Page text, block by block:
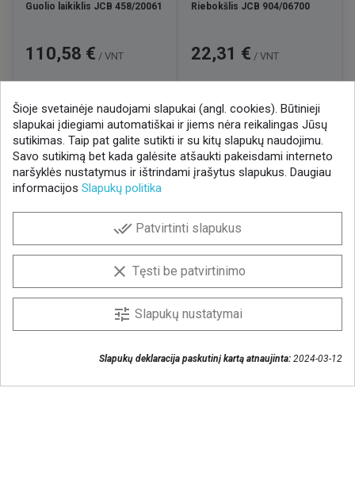
Guolio laikiklis JCB 458/20061
Kaina
110,58 € / VNT
Riebokšlis JCB 904/06700
Kaina
22,31 € / VNT
1 2 3 … 15 
Gaukite geriausius pasiūlymus!
Prenumeruokite naujienlaiškį ir visada sužinokite
Sutinku, kad mano duomenys būtų saugomi
Šioje svetainėje naudojami slapukai (angl. cookies). Būtinieji
slapukai įdiegiami automatiškai ir jiems nėra reikalingas Jūsų
sutikimas. Taip pat galite sutikti ir su kitų slapukų naudojimu.
Savo sutikimą bet kada galėsite atšaukti pakeisdami interneto
naršyklės nustatymus ir ištrindami įrašytus slapukus. Daugiau
informacijos Slapukų politika
done_all Patvirtinti slapukus
clear Tęsti be patvirtinimo
tune Slapukų nustatymai
Slapukų deklaracija paskutinį kartą atnaujinta: 2024-03-12